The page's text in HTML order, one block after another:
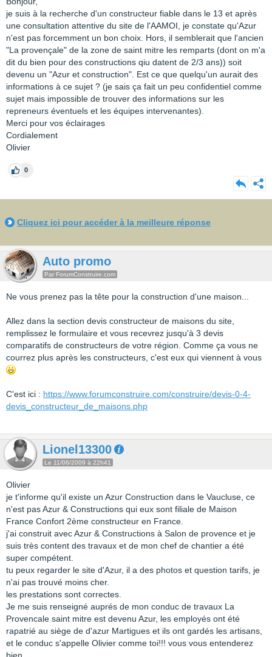
je suis à la recherche d'un constructeur fiable dans le 13 et après
une consultation attentive du site de l'AAMOI, je constate qu'Azur
n'est pas forcemment un bon choix. Hors, il semblerait que l'ancien
"La provençale" de la zone de saint mitre les remparts (dont on m'a
dit du bien pour des constructions qiu datent de 2/3 ans)) soit
devenu un "Azur et construction". Est ce que quelqu'un aurait des
informations à ce sujet ? (je sais ça fait un peu confidentiel comme
sujet mais impossible de trouver des informations sur les
repreneurs éventuels et les équipes intervenantes).
Merci pour vos éclairages
Cordialement
Olivier
0
Cliquez ici pour accéder à la meilleure réponse
Auto promo
Par ForumConstruire.com
Ne vous prenez pas la tête pour la construction d'une maison...
Allez dans la section devis constructeur de maisons du site,
remplissez le formulaire et vous recevrez jusqu'à 3 devis
comparatifs de constructeurs de votre région. Comme ça vous ne
courrez plus après les constructeurs, c'est eux qui viennent à vous
C'est ici : https://www.forumconstruire.com/construire/devis-0-4-
devis_constructeur_de_maisons.php
Lionel13300
Le 11/06/2009 à 22h41
Olivier
je t'informe qu'il existe un Azur Construction dans le Vaucluse, ce
n'est pas Azur & Constructions qui eux sont filiale de Maison
France Confort 2ème constructeur en France.
j'ai construit avec Azur & Constructions à Salon de provence et je
suis très content des travaux et de mon chef de chantier a été
super compétent.
tu peux regarder le site d'Azur, il a des photos et question tarifs, je
n'ai pas trouvé moins cher.
les prestations sont correctes.
Je me suis renseigné auprés de mon conduc de travaux La
Provencale saint mitre est devenu Azur, les employés ont été
rapatrié au siège de d'azur Martigues et ils ont gardés les artisans,
et le conduc s'appelle Olivier comme toi!!! vous vous entenderez